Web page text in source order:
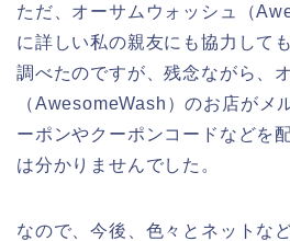
ただ、オーサムウォッシュ（
に詳しい私の親友にも協力して
調べたのですが、残念ながら、
（AwesomeWash）のお店がメ
ーポンやクーポンコードなどを
は分かりませんでした。
なので、今後、色々とネットな